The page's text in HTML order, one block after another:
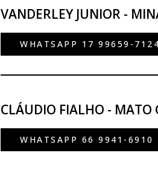
VANDERLEY JUNIOR -
WHATSAPP 17 99659-7124
CLÁUDIO FIALHO - MATO
WHATSAPP 66 9941-6910